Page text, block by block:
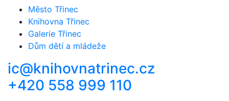
Město Třinec
Knihovna Třinec
Galerie Třinec
Dům dětí a mládeže
ic@knihovnatrinec.cz
+420 558 999 110